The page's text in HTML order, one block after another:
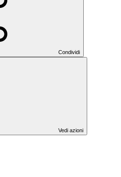
Condividi
Vedi azioni